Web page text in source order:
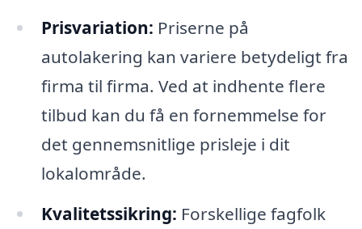
Prisvariation: Priserne på
autolakering kan variere betydeligt fra
firma til firma. Ved at indhente flere
tilbud kan du få en fornemmelse for
det gennemsnitlige prisleje i dit
lokalområde.
Kvalitetssikring: Forskellige fagfolk